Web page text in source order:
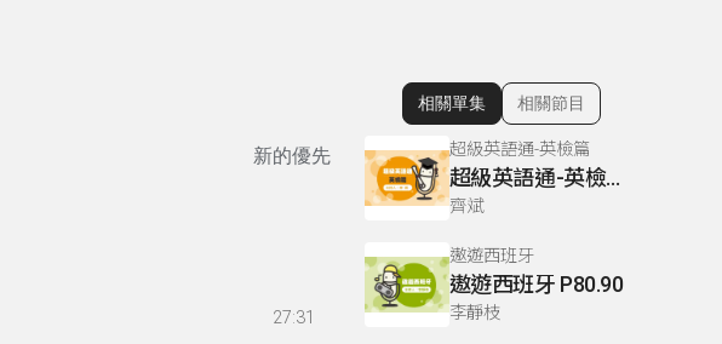
新的優先
27:31
顯示相關單集
相關單集 相關節目
超級英語通-英檢篇
超級英語通-英檢篇 083 Cloze Test/段落填空-13
齊斌
遨遊西班牙
遨遊西班牙 P80.90
李靜枝